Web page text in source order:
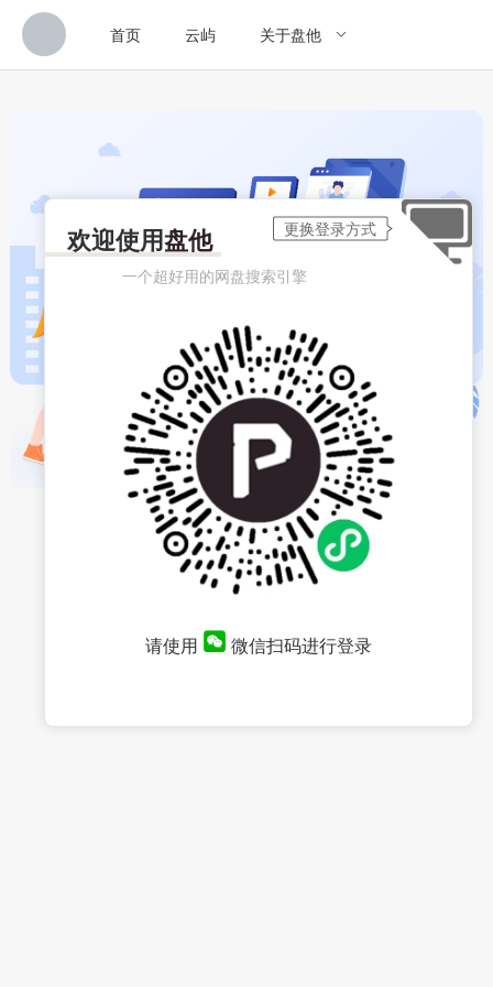
首页 云屿 关于盘他
欢迎使用盘他
一个超好用的网盘搜索引擎
请使用 微信扫码进行登录